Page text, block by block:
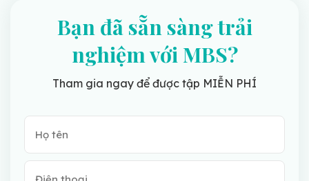
Bạn đã sẵn sàng trải
nghiệm với MBS?
Tham gia ngay để được tập MIỄN PHÍ